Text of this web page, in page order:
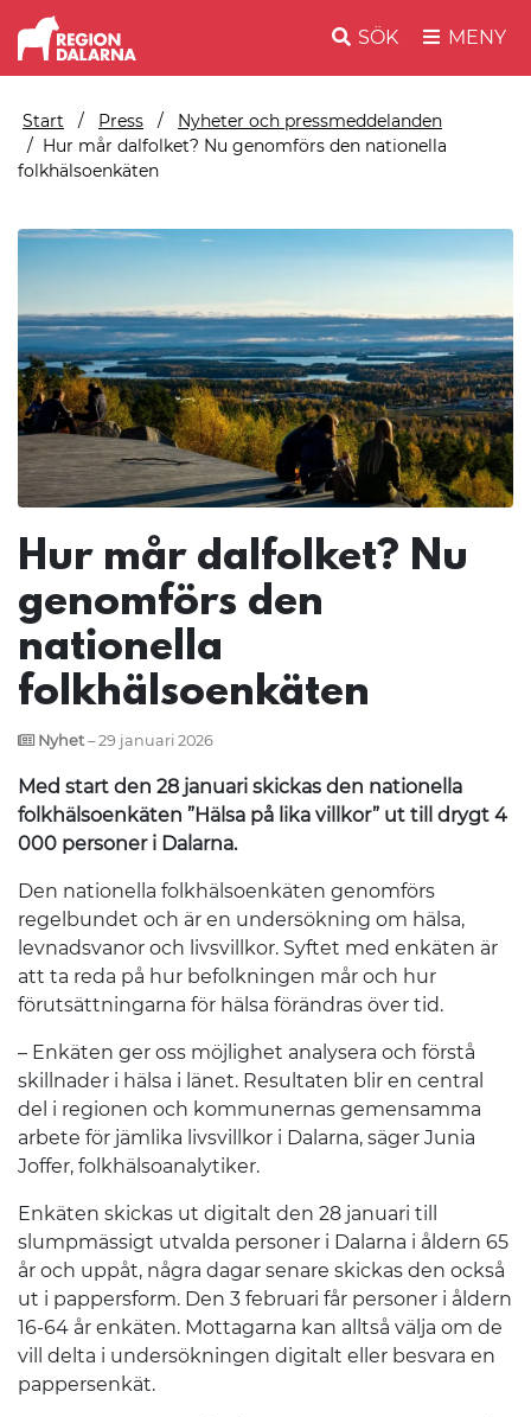
SÖK MENY
Start Press
Nyheter och pressmeddelanden
Hur mår dalfolket? Nu genomförs den nationella
folkhälsoenkäten
Hur mår dalfolket? Nu
genomförs den
nationella
folkhälsoenkäten
Nyhet – 29 januari 2026
Med start den 28 januari skickas den nationella
folkhälsoenkäten ”Hälsa på lika villkor” ut till drygt 4
000 personer i Dalarna.
Den nationella folkhälsoenkäten genomförs
regelbundet och är en undersökning om hälsa,
levnadsvanor och livsvillkor. Syftet med enkäten är
att ta reda på hur befolkningen mår och hur
förutsättningarna för hälsa förändras över tid.
– Enkäten ger oss möjlighet analysera och förstå
skillnader i hälsa i länet. Resultaten blir en central
del i regionen och kommunernas gemensamma
arbete för jämlika livsvillkor i Dalarna, säger Junia
Joffer, folkhälsoanalytiker.
Enkäten skickas ut digitalt den 28 januari till
slumpmässigt utvalda personer i Dalarna i åldern 65
år och uppåt, några dagar senare skickas den också
ut i pappersform. Den 3 februari får personer i åldern
16-64 år enkäten. Mottagarna kan alltså välja om de
vill delta i undersökningen digitalt eller besvara en
pappersenkät.